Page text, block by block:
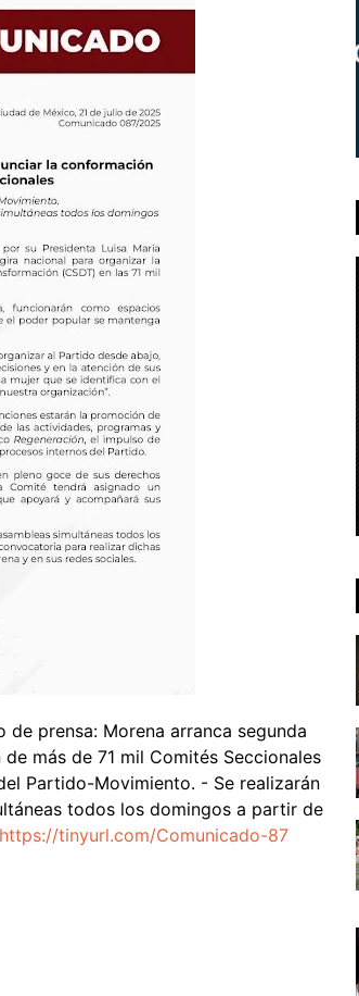
prensa: Morena arranca segunda
más de 71 mil Comités Seccionales
Partido-Movimiento. - Se realizarán
todos los domingos a partir de
https://tinyurl.com/Comunicado-87